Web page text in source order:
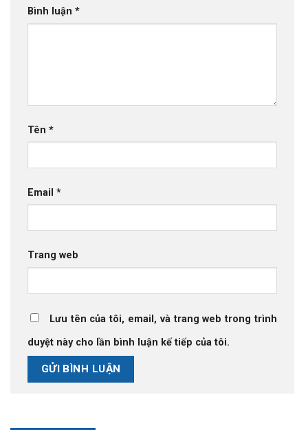
Bình luận *
Tên *
Email *
Trang web
Lưu tên của tôi, email, và trang web trong trình
duyệt này cho lần bình luận kế tiếp của tôi.